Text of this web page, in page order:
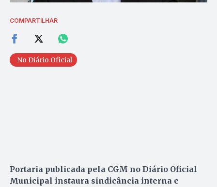
COMPARTILHAR
No Diário Oficial
Portaria publicada pela CGM no Diário Oficial
Municipal instaura sindicância interna e